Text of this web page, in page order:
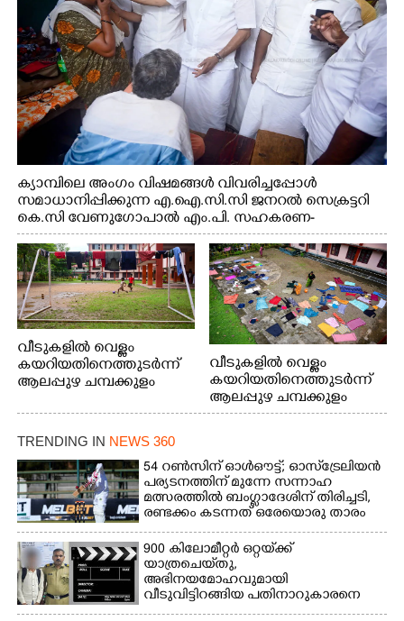
ക്യാമ്പിലെ അംഗം വിഷമങ്ങൾ വിവരിച്ചപ്പോൾ
സമാധാനിപ്പിക്കുന്ന എ.ഐ.സി.സി ജനറൽ സെക്രട്ടറി
കെ.സി വേണുഗോപാൽ എം.പി. സഹകരണ-
എക്സൈസ് വകുപ്പ് മന്ത്രി എം. ലിജു, എന്നിവർ
വീടുകളിൽ വെള്ളം
കയറിയതിനെത്തുടർന്ന്
ആലപ്പുഴ ചമ്പക്കുളം
പോരൂക്കര സെൻട്രൽ
സ്കൂളിലെ ദുരിതാശ്വാസ
ക്യാമ്പിലെത്തിയവർ
വസ്ത്രങ്ങൾ
ഉണക്കാനിട്ടിരിക്കുന്ന
ഗോൾപോസ്റ്റിന് മുന്നിൽ
ഫുട്ബോൾ കളികളിൽ
ഏർപ്പെട്ടിരിക്കുന്ന
കുട്ടികൾ
വീടുകളിൽ വെള്ളം
കയറിയതിനെത്തുടർന്ന്
ആലപ്പുഴ ചമ്പക്കുളം
ഫാദർ തോമസ്
ക്യാമ്പിലെത്തിയവർ മഴ
മാറിനിന്ന ഇടവേളയിൽ
ക്യാമ്പ് പരിസരത്ത്
വസ്ത്രങ്ങൾ
ഉണക്കാനിടുന്ന കാഴ്ച.
TRENDING IN NEWS 360
54 റൺസിന് ഓൾഔട്ട്; ഓസ്‌ട്രേലിയൻ
പര്യടനത്തിന് മുന്നേ സന്നാഹ
മത്സരത്തിൽ ബംഗ്ലാദേശിന് തിരിച്ചടി,
രണ്ടക്കം കടന്നത് ഒരേയൊരു താരം
900 കിലോമീറ്റർ ഒറ്റയ്‌ക്ക്
യാത്രചെ‌യ്‌തു,​
അഭിനയമോഹവുമായി
വീടുവിട്ടിറങ്ങിയ പതിനാറുകാരനെ
കണ്ടെത്തിയത് ഫിലിം സിറ്റിയിൽ